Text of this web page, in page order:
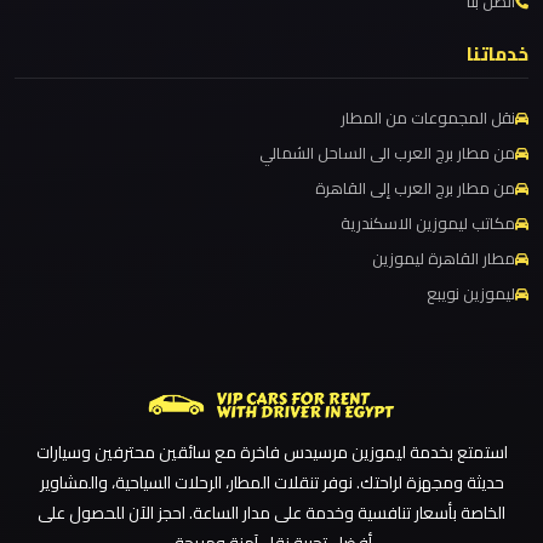
ليموزين مطار برج العرب الدولي
ليموزين مطار برج العرب الاسكندرية
ليموزين مطار برج العرب
ليموزين مطار القاهرة الي اسكندرية
ليموزين مطار القاهرة الدولي
ليموزين مطار القاهرة الخط الساخن
ليموزين مطار القاهرة أسعار
ليموزين مطار العلمين الجديدة
ليموزين مطار العلمين
ليموزين مطار العالمين
العاصمة
الادارية
ليموزين
مطار
اكتوبر
ليموزين
مصر
ليموزين
خدماتنا
نقل المجموعات من المطار
من مطار برج العرب الى الساحل الشمالي
من مطار برج العرب إلى القاهرة
مكاتب ليموزين الاسكندرية
مطار القاهرة ليموزين
ليموزين نويبع
استمتع بخدمة ليموزين مرسيدس فاخرة مع سائقين محترفين وسيارات
حديثة ومجهزة لراحتك. نوفر تنقلات المطار، الرحلات السياحية، والمشاوير
الخاصة بأسعار تنافسية وخدمة على مدار الساعة. احجز الآن للحصول على